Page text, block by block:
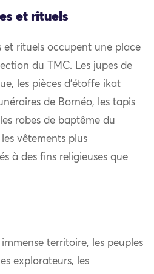
et rituels
et rituels occupent une place
du TMC. Les jupes de
les pièces d’étoffe ikat
de Bornéo, les tapis
robes de baptême du
vêtements plus
à des fins religieuses que
immense territoire, les peuples
explorateurs, les